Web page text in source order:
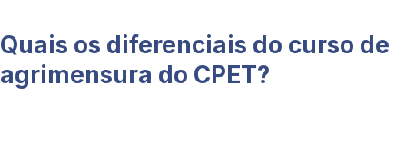
Quais os diferenciais do curso de
agrimensura do CPET?